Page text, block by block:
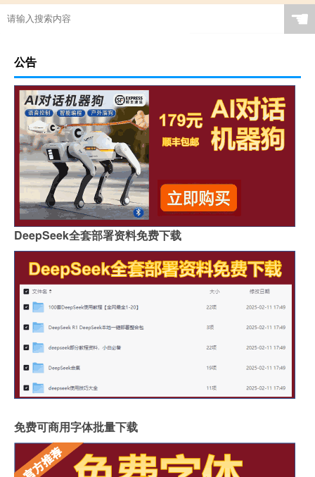
☚
公告
DeepSeek全套部署资料免费下载
免费可商用字体批量下载